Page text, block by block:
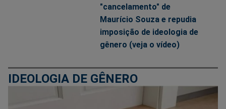
"cancelamento" de
Maurício Souza e repudia
imposição de ideologia de
gênero (veja o vídeo)
IDEOLOGIA DE GÊNERO